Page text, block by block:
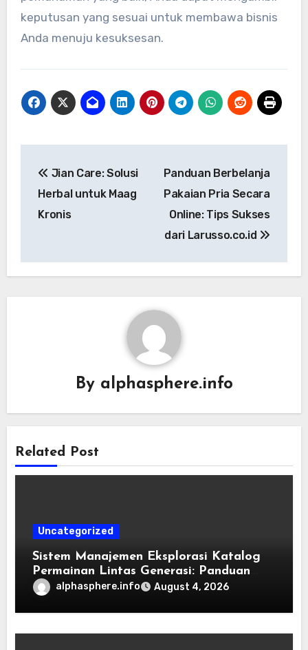
keputusan yang sesuai untuk membawa bisnis
Anda menuju kesuksesan.
navigation
Jian Care: Solusi
Herbal untuk Maag
Kronis
Panduan Berbelanja
Pakaian Pria Secara
Online: Tips Sukses
dari Larusso.co.id
By alphasphere.info
Related Post
Uncategorized
Sistem Manajemen Eksplorasi Katalog
Permainan Lintas Generasi: Panduan
Pengorganisasian Berkas ROM dan
Emulasi
alphasphere.info August 4, 2026